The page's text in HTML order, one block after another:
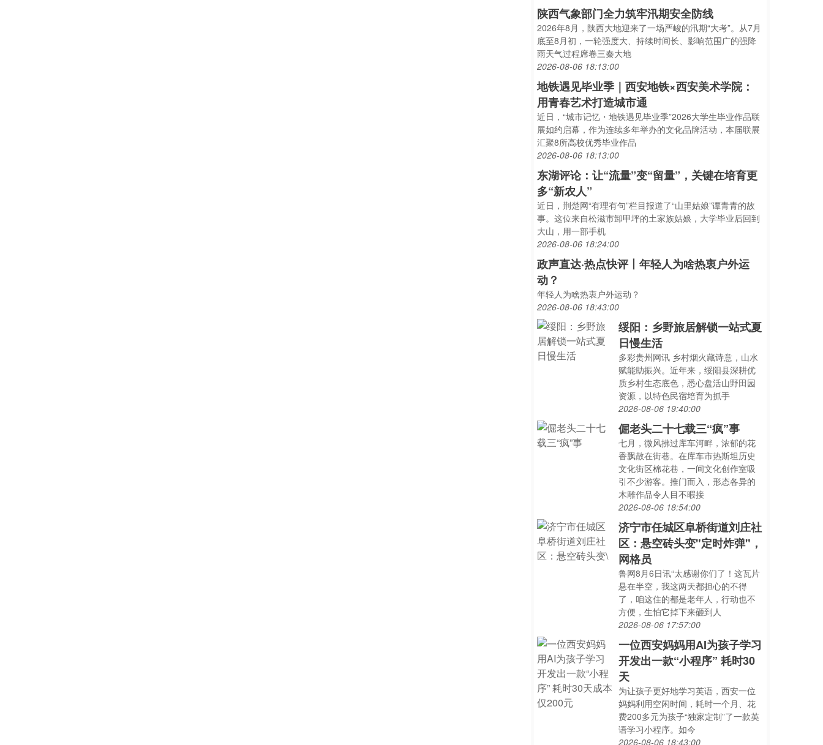
陕西气象部门全力筑牢汛期安全防线
2026年8月，陕西大地迎来了一场严峻的汛期“大考”。从7月
底至8月初，一轮强度大、持续时间长、影响范围广的强降
雨天气过程席卷三秦大地
2026-08-06 18:13:00
地铁遇见毕业季｜西安地铁×西安美术学院：
用青春艺术打造城市通
近日，“城市记忆・地铁遇见毕业季”2026大学生毕业作品联
展如约启幕，作为连续多年举办的文化品牌活动，本届联展
汇聚8所高校优秀毕业作品
2026-08-06 18:13:00
东湖评论：让“流量”变“留量”，关键在培育更
多“新农人”
近日，荆楚网“有理有句”栏目报道了“山里姑娘”谭青青的故
事。这位来自松滋市卸甲坪的土家族姑娘，大学毕业后回到
大山，用一部手机
2026-08-06 18:24:00
政声直达·热点快评丨年轻人为啥热衷户外运
动？
年轻人为啥热衷户外运动？
2026-08-06 18:43:00
绥阳：乡野旅居解锁一站式夏
日慢生活
多彩贵州网讯 乡村烟火藏诗意，山水
赋能助振兴。近年来，绥阳县深耕优
质乡村生态底色，悉心盘活山野田园
资源，以特色民宿培育为抓手
2026-08-06 19:40:00
倔老头二十七载三“疯”事
七月，微风拂过库车河畔，浓郁的花
香飘散在街巷。在库车市热斯坦历史
文化街区棉花巷，一间文化创作室吸
引不少游客。推门而入，形态各异的
木雕作品令人目不暇接
2026-08-06 18:54:00
济宁市任城区阜桥街道刘庄社
区：悬空砖头变"定时炸弹"，
网格员
鲁网8月6日讯“太感谢你们了！这瓦片
悬在半空，我这两天都担心的不得
了，咱这住的都是老年人，行动也不
方便，生怕它掉下来砸到人
2026-08-06 17:57:00
一位西安妈妈用AI为孩子学习
开发出一款“小程序” 耗时30
天
为让孩子更好地学习英语，西安一位
妈妈利用空闲时间，耗时一个月、花
费200多元为孩子“独家定制”了一款英
语学习小程序。如今
2026-08-06 18:43:00